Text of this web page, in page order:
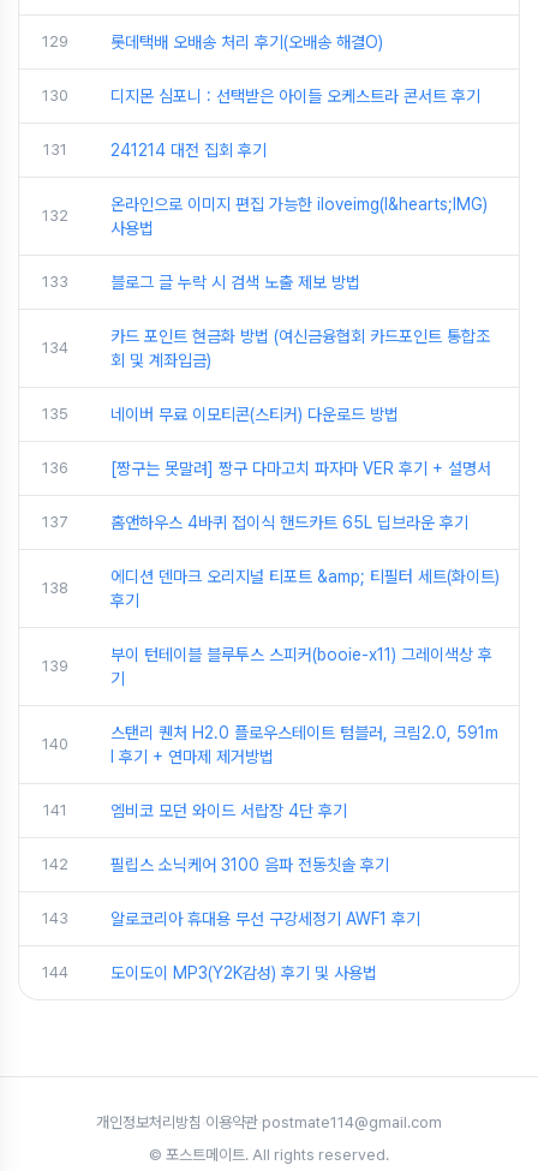
129 롯데택배 오배송 처리 후기(오배송 해결O)
130 디지몬 심포니 : 선택받은 아이들 오케스트라 콘서트 후기
131 241214 대전 집회 후기
132
온라인으로 이미지 편집 가능한 iloveimg(I&hearts;IMG)
사용법
133 블로그 글 누락 시 검색 노출 제보 방법
134
카드 포인트 현금화 방법 (여신금융협회 카드포인트 통합조
회 및 계좌입금)
135 네이버 무료 이모티콘(스티커) 다운로드 방법
136 [짱구는 못말려] 짱구 다마고치 파자마 VER 후기 + 설명서
137 홈앤하우스 4바퀴 접이식 핸드카트 65L 딥브라운 후기
138
에디션 덴마크 오리지널 티포트 &amp; 티필터 세트(화이트)
후기
139
부이 턴테이블 블루투스 스피커(booie-x11) 그레이색상 후
기
140
스탠리 퀜처 H2.0 플로우스테이트 텀블러, 크림2.0, 591m
l 후기 + 연마제 제거방법
141 엠비코 모던 와이드 서랍장 4단 후기
142 필립스 소닉케어 3100 음파 전동칫솔 후기
143 알로코리아 휴대용 무선 구강세정기 AWF1 후기
144 도이도이 MP3(Y2K감성) 후기 및 사용법
개인정보처리방침 ·이용약관·postmate114@gmail.com
© 포스트메이트. All rights reserved.